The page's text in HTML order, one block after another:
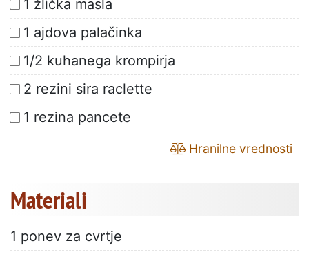
1 žlička masla
1 ajdova palačinka
1/2 kuhanega krompirja
2 rezini sira raclette
1 rezina pancete
Hranilne vrednosti
Materiali
1 ponev za cvrtje